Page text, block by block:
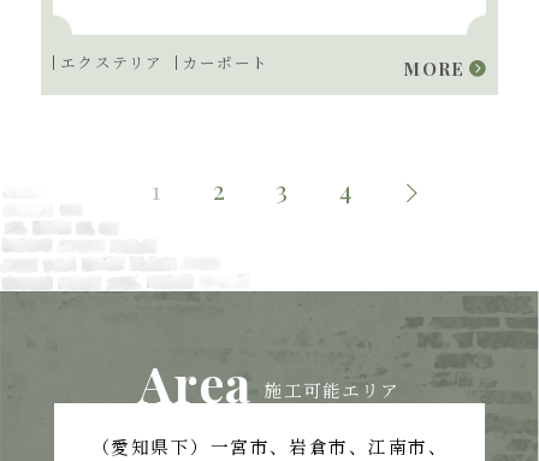
エクステリア カーポート MORE
1 2 3 4
Area 施工可能エリア
（愛知県下）一宮市、岩倉市、江南市、